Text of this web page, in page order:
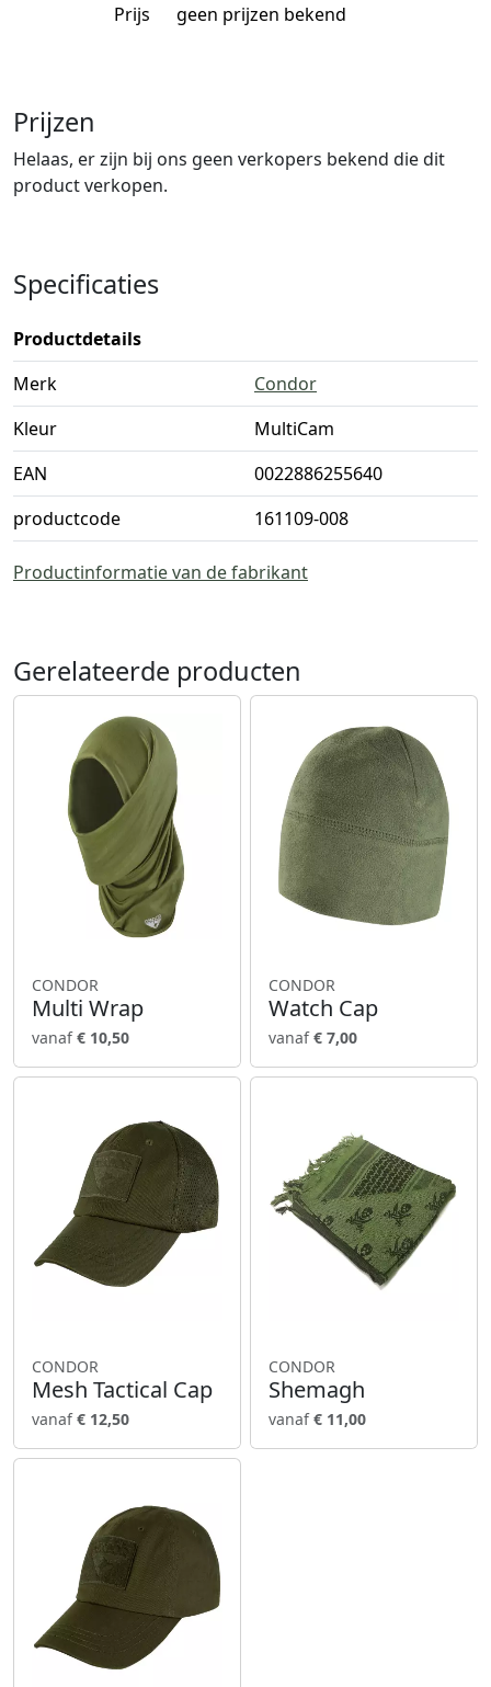
Prijs
geen prijzen bekend
Prijzen
Helaas, er zijn bij ons geen verkopers bekend die dit
product verkopen.
Specificaties
Productdetails
Merk
Condor
Kleur
MultiCam
EAN
0022886255640
productcode
161109-008
Productinformatie van de fabrikant
Gerelateerde producten
CONDOR
Multi Wrap
vanaf€ 10,50
CONDOR
Watch Cap
vanaf€ 7,00
CONDOR
Mesh Tactical Cap
vanaf€ 12,50
CONDOR
Shemagh
vanaf€ 11,00